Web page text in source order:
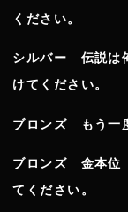
ください。
シルバー 伝説は
けてください。
ブロンズ もう一
ブロンズ 金本位
てください。